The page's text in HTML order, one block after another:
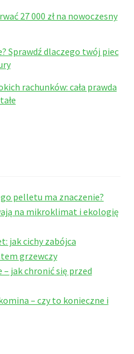
27 000 zł na nowoczesny
Sprawdź dlaczego twój piec
rachunków: cała prawda
pelletu ma znaczenie?
na mikroklimat i ekologię
jak cichy zabójca
grzewczy
jak chronić się przed
– czy to konieczne i